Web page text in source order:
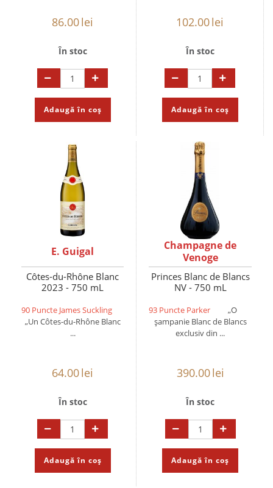
86.00lei
În stoc
Adaugă în coș
102.00lei
În stoc
Adaugă în coș
E. Guigal
Côtes-du-Rhône Blanc
2023 - 750 mL
90 Puncte James Suckling
„Un Côtes-du-Rhône Blanc
...
64.00lei
În stoc
Adaugă în coș
Champagne de
Venoge
Princes Blanc de Blancs
NV - 750 mL
93 Puncte Parker
„O
șampanie Blanc de Blancs
exclusiv din ...
390.00lei
În stoc
Adaugă în coș